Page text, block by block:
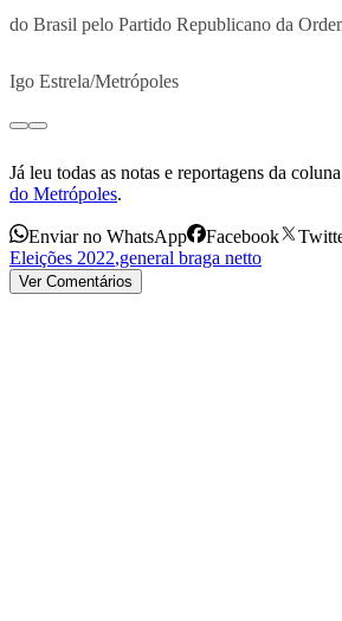
do Brasil pelo Partido Republicano da
Igo Estrela/Metrópoles
Já leu todas as notas e reportagens da
do Metrópoles.
Enviar no WhatsApp Facebook
Eleições 2022,general braga netto
Ver Comentários